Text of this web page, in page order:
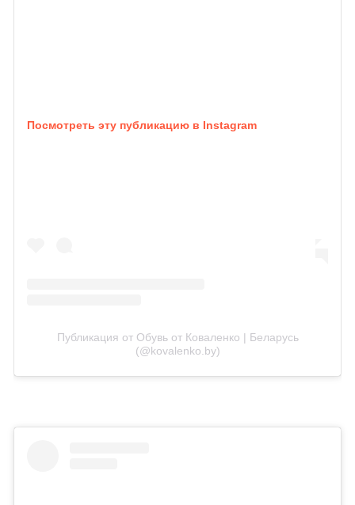
Посмотреть эту публикацию в Instagram
Публикация от Обувь от Коваленко | Беларусь
(@kovalenko.by)